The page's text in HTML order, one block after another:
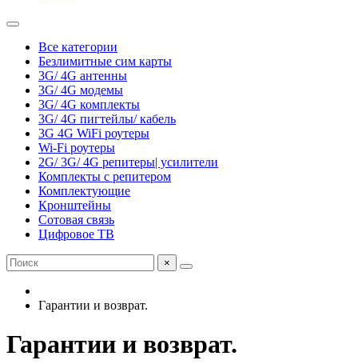
Все категории
Безлимитные сим карты
3G/ 4G антенны
3G/ 4G модемы
3G/ 4G комплекты
3G/ 4G пигтейлы/ кабель
3G 4G WiFi роутеры
Wi-Fi роутеры
2G/ 3G/ 4G репитеры| усилители
Комплекты с репитером
Комплектующие
Кронштейны
Сотовая связь
Цифровое ТВ
×
Гарантии и возврат.
Гарантии и возврат.